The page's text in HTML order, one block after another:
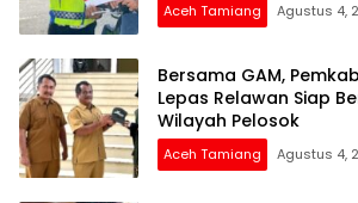
Aceh Tamiang Agustus 4,
Bersama GAM,
Lepas Relawan Siap
Wilayah Pelosok
Aceh Tamiang Agustus 4,